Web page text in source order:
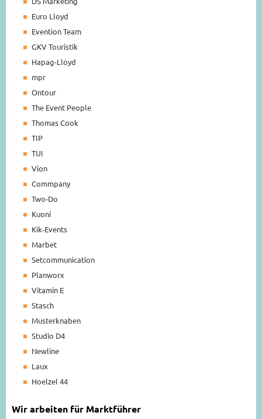
Euro Lloyd
Evention Team
GKV Touristik
Hapag-Lloyd
mpr
Ontour
The Event People
Thomas Cook
TIP
TUI
Vion
Commpany
Two-Do
Kuoni
Kik-Events
Marbet
Setcommunication
Planworx
Vitamin E
Stasch
Musterknaben
Studio D4
Newline
Laux
Hoelzel 44
Wir arbeiten für Marktführer